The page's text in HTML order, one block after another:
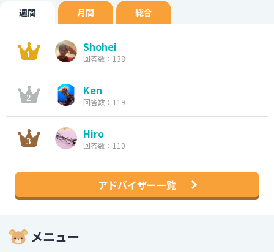
週間 月間 総合
Shohei
回答数：138
Ken
回答数：119
Hiro
回答数：110
アドバイザー一覧
メニュー